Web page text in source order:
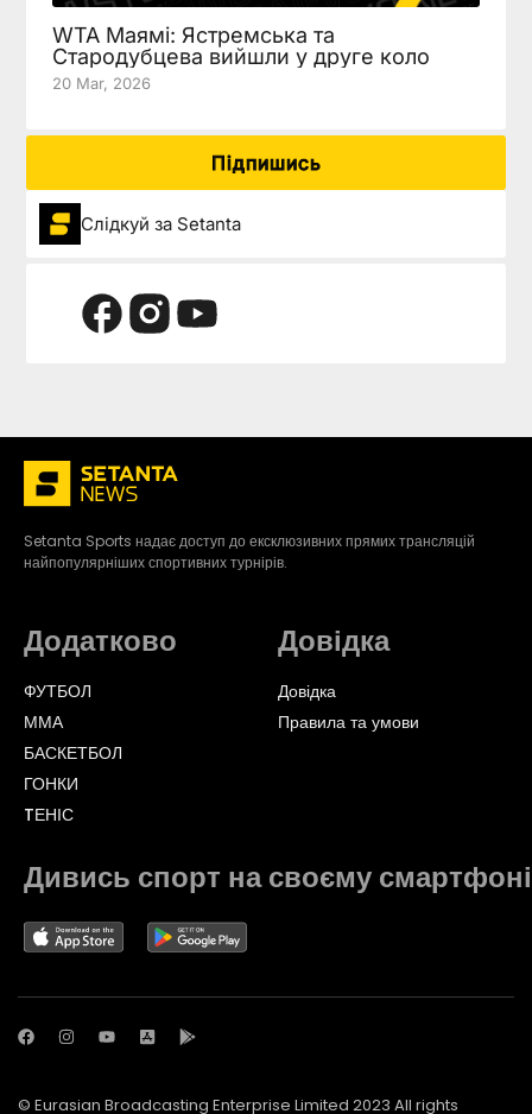
WTA Маямі: Ястремська та
Стародубцева вийшли у друге коло
20 Mar, 2026
Підпишись
Слідкуй за Setanta
Setanta Sports надає доступ до ексклюзивних прямих трансляцій
найпопулярніших спортивних турнірів.
Додатково
ФУТБОЛ
ММА
БАСКЕТБОЛ
ГОНКИ
TЕНІС
Довідка
Довідка
Правила та умови
Дивись спорт на своєму смартфоні
© Eurasian Broadcasting Enterprise Limited 2023 All rights